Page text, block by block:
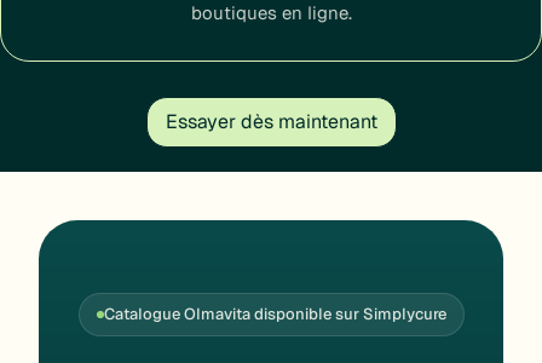
boutiques en ligne.
Essayer dès maintenant
Catalogue Olmavita disponible sur Simplycure